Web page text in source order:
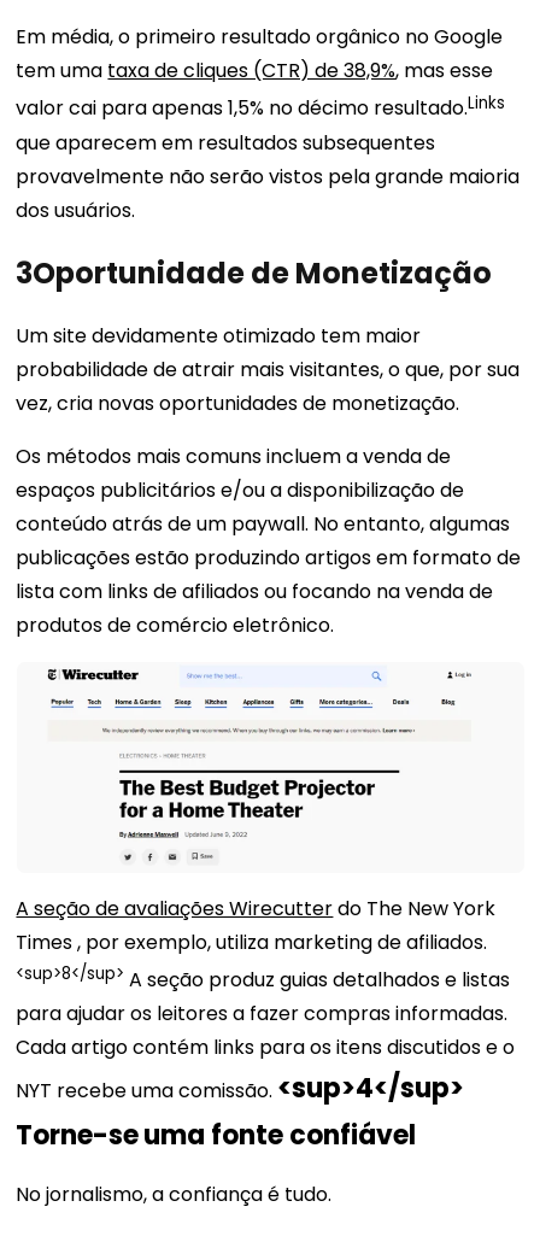
Em média, o primeiro resultado orgânico no Google
tem uma taxa de cliques (CTR) de 38,9%, mas esse
valor cai para apenas 1,5% no décimo resultado.Links
que aparecem em resultados subsequentes
provavelmente não serão vistos pela grande maioria
dos usuários.
3Oportunidade de Monetização
Um site devidamente otimizado tem maior
probabilidade de atrair mais visitantes, o que, por sua
vez, cria novas oportunidades de monetização.
Os métodos mais comuns incluem a venda de
espaços publicitários e/ou a disponibilização de
conteúdo atrás de um paywall. No entanto, algumas
publicações estão produzindo artigos em formato de
lista com links de afiliados ou focando na venda de
produtos de comércio eletrônico.
A seção de avaliações Wirecutterdo The New York
Times, por exemplo, utiliza marketing de afiliados.
<sup>8</sup> A seção produz guias detalhados e listas
para ajudar os leitores a fazer compras informadas.
Cada artigo contém links para os itens discutidos e o
NYT recebe uma comissão. <sup>4</sup>
Torne-seuma fonte confiável
No jornalismo, a confiança é tudo.